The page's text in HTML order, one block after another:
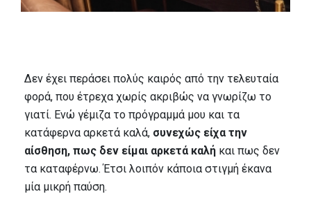
Δεν έχει περάσει πολύς καιρός από την τελευταία
φορά, που έτρεχα χωρίς ακριβώς να γνωρίζω το
γιατί. Ενώ γέμιζα το πρόγραμμά μου και τα
κατάφερνα αρκετά καλά, συνεχώς είχα την
αίσθηση, πως δεν είμαι αρκετά καλή και πως δεν
τα καταφέρνω. Έτσι λοιπόν κάποια στιγμή έκανα
μία μικρή παύση.